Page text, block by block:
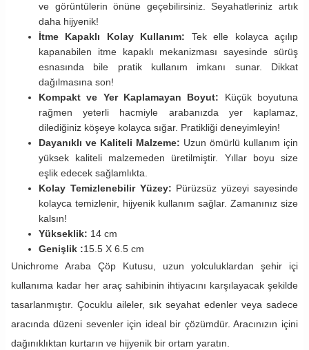
ve görüntülerin önüne geçebilirsiniz. Seyahatleriniz artık
daha hijyenik!
İtme Kapaklı Kolay Kullanım: Tek elle kolayca açılıp
kapanabilen itme kapaklı mekanizması sayesinde sürüş
esnasında bile pratik kullanım imkanı sunar. Dikkat
dağılmasına son!
Kompakt ve Yer Kaplamayan Boyut: Küçük boyutuna
rağmen yeterli hacmiyle arabanızda yer kaplamaz,
dilediğiniz köşeye kolayca sığar. Pratikliği deneyimleyin!
Dayanıklı ve Kaliteli Malzeme: Uzun ömürlü kullanım için
yüksek kaliteli malzemeden üretilmiştir. Yıllar boyu size
eşlik edecek sağlamlıkta.
Kolay Temizlenebilir Yüzey: Pürüzsüz yüzeyi sayesinde
kolayca temizlenir, hijyenik kullanım sağlar. Zamanınız size
kalsın!
Yükseklik: 14 cm
Genişlik :15.5 X 6.5 cm
Unichrome Araba Çöp Kutusu, uzun yolculuklardan şehir içi
kullanıma kadar her araç sahibinin ihtiyacını karşılayacak şekilde
tasarlanmıştır. Çocuklu aileler, sık seyahat edenler veya sadece
aracında düzeni sevenler için ideal bir çözümdür. Aracınızın içini
dağınıklıktan kurtarın ve hijyenik bir ortam yaratın.